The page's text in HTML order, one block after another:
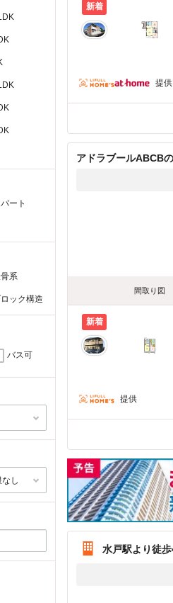
ート
系
ック構造
バス可
新着
提供
アドラブールABCB
間取り図
新着
提供
水戸駅より徒